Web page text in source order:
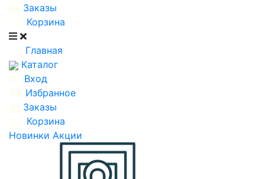
Заказы
Корзина
Главная
Каталог
Вход
Избранное
Заказы
Корзина
Новинки Акции